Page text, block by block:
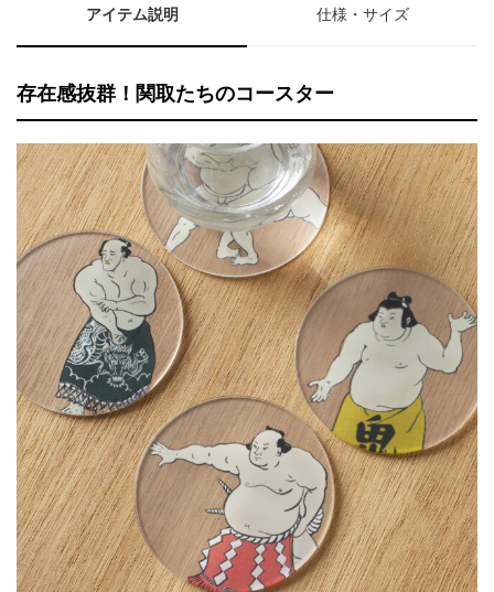
アイテム説明 仕様・サイズ
存在感抜群！関取たちのコースター